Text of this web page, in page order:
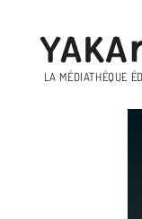
LA MÉDIATHÈQUE